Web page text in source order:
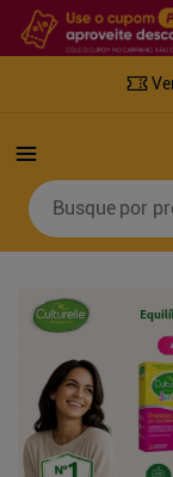
Busque por
Termos mais
3º
retinol
mounjaro
5º fralda